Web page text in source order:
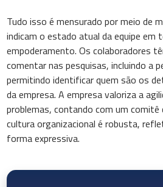
Tudo isso é mensurado por meio de
indicam o estado atual da equipe em
empoderamento. Os colaboradores
comentar nas pesquisas, incluindo a
permitindo identificar quem são os
da empresa. A empresa valoriza a
problemas, contando com um comitê
cultura organizacional é robusta,
forma expressiva.